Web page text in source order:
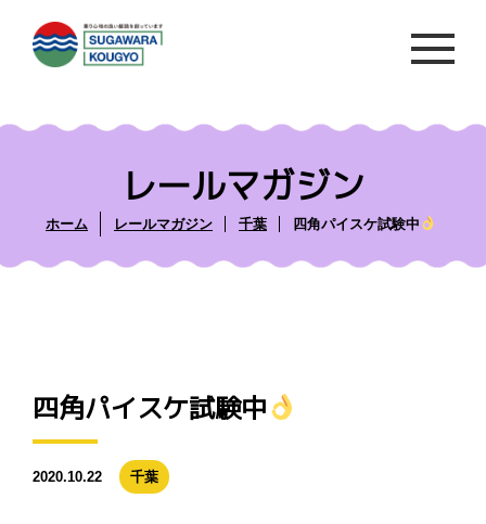
レールマガジン
ホーム レールマガジン 千葉 四角パイスケ試験中
四角パイスケ試験中
2020.10.22 千葉